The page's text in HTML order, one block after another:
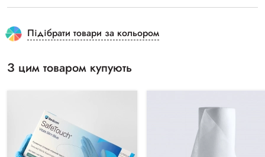
Підібрати товари за кольором
З цим товаром купують